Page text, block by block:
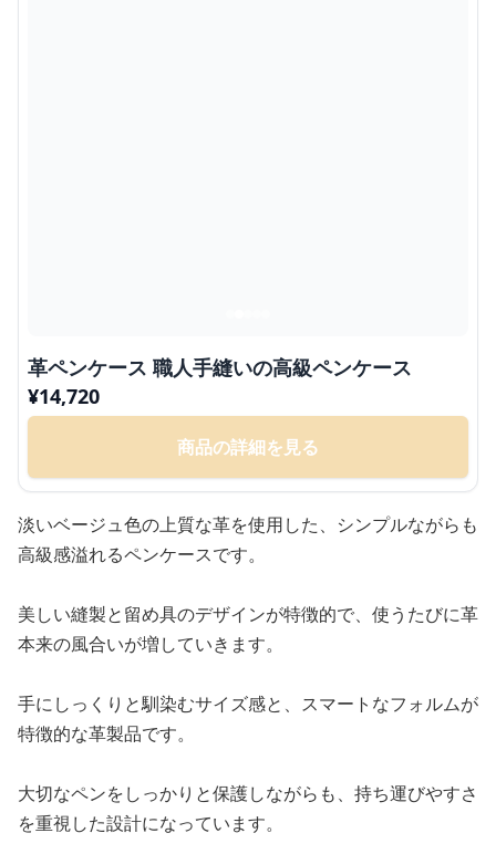
革ペンケース 職人手縫いの高級ペンケース
¥14,720
商品の詳細を見る
淡いベージュ色の上質な革を使用した、シンプルながらも
高級感溢れるペンケースです。
美しい縫製と留め具のデザインが特徴的で、使うたびに革
本来の風合いが増していきます。
手にしっくりと馴染むサイズ感と、スマートなフォルムが
特徴的な革製品です。
大切なペンをしっかりと保護しながらも、持ち運びやすさ
を重視した設計になっています。